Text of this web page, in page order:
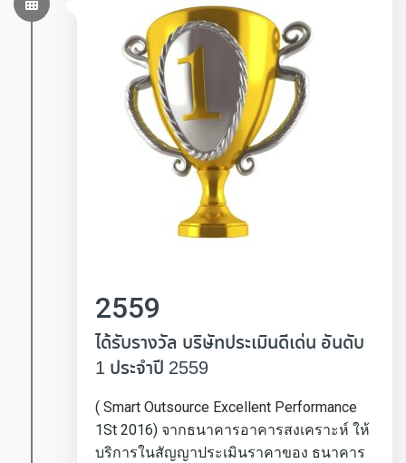
2559
ได้รับรางวัล บริษัทประเมินดีเด่น อันดับ
1 ประจำปี 2559
( Smart Outsource Excellent Performance
1St 2016) จากธนาคารอาคารสงเคราะห์ ให้
บริการในสัญญาประเมินราคาของ ธนาคาร